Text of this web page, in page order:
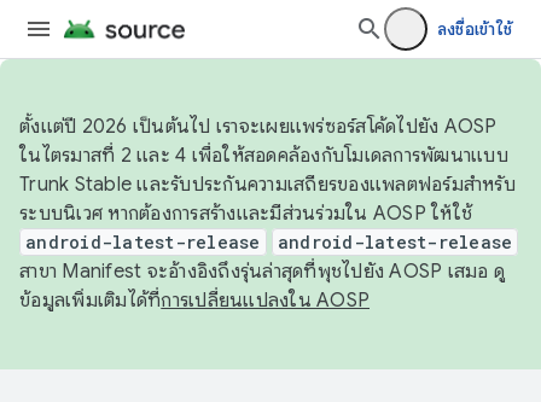
ลงชื่อเข้าใช้
ตั้งแต่ปี 2026 เป็นต้นไป เราจะเผยแพร่ซอร์สโค้ดไปยัง AOSP
ในไตรมาสที่ 2 และ 4 เพื่อให้สอดคล้องกับโมเดลการพัฒนาแบบ
Trunk Stable และรับประกันความเสถียรของแพลตฟอร์มสำหรับ
ระบบนิเวศ หากต้องการสร้างและมีส่วนร่วมใน AOSP ให้ใช้
android-latest-release android-latest-release
สาขา Manifest จะอ้างอิงถึงรุ่นล่าสุดที่พุชไปยัง AOSP เสมอ ดู
ข้อมูลเพิ่มเติมได้ที่การเปลี่ยนแปลงใน AOSP